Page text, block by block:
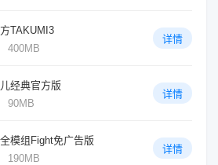
TAKUMI3
400MB
详情
经典官方版
90MB
详情
模组Fight免广告版
190MB
详情